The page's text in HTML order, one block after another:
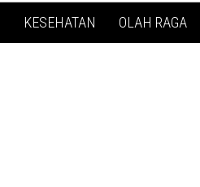
KESEHATAN OLAH RAGA